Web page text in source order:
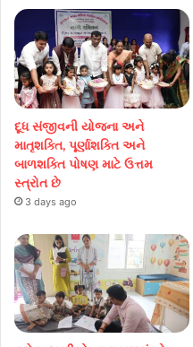
દૂધ સંજીવની યોજના અને
માતૃશક્તિ, પૂર્ણાશક્તિ અને
બાળશક્તિ પોષણ માટે ઉત્તમ
સ્ત્રોત છે
3 days ago